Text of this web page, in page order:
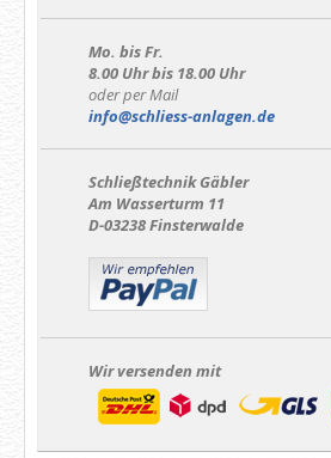
Mo. bis Fr.
8.00 Uhr bis 18.00 Uhr
oder per Mail
info@schliess-anlagen.de
Schließtechnik Gäbler
Am Wasserturm 11
D-03238 Finsterwalde
Wir versenden mit